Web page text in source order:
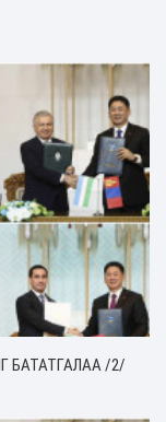
БАТАТГАЛАА /2/